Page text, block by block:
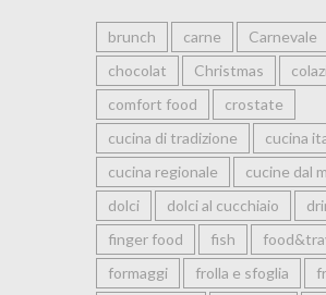
brunch carne
Carnevale
chocolat
Christmas
comfort food
crostate
cucina di tradizione
cucina
cucina regionale
cucine dal
dolci
dolci al cucchiaio
finger food
fish
formaggi
frolla e sfoglia